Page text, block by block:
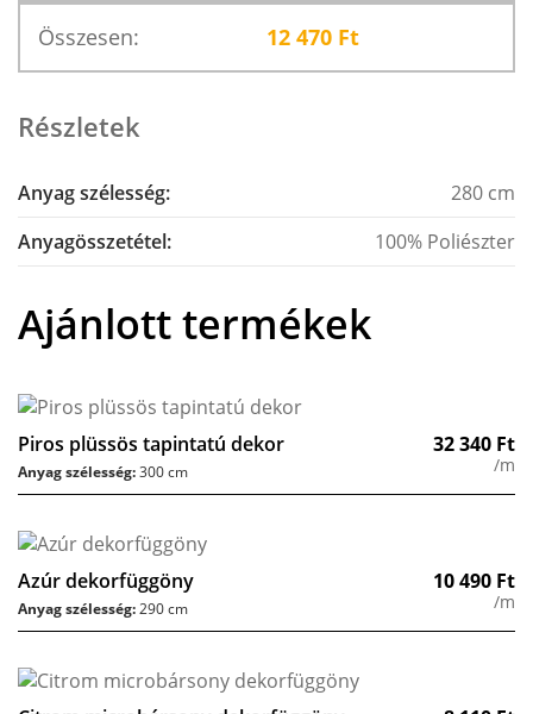
Összesen: 12 470 Ft
Részletek
Anyag szélesség:
280 cm
Anyagösszetétel:
100% Poliészter
Ajánlott termékek
Piros plüssös tapintatú dekor 32 340 Ft
/m
Anyag szélesség:300 cm
Azúr dekorfüggöny 10 490 Ft
/m
Anyag szélesség:290 cm